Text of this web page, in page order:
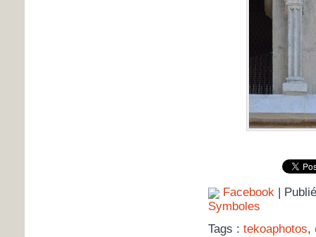
Facebook|
Symboles
Tags : tekoaphotos,